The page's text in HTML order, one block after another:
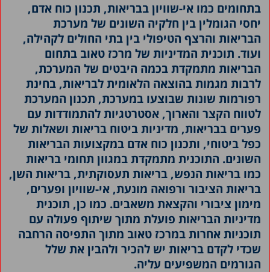
בתחומים כמו אי-שוויון בבריאות, תכנון כוח אדם,
יחסי הגומלין בין חלקיה השונים של מערכת
הבריאות והרצף הטיפולי בין בתי החולים לקהילה,
ועוד. תוכנית המדיניות של מרכז טאוב בתחום
הבריאות מתמקדת בכמה היבטים של המערכת,
לרבות מגמות בהוצאה הלאומית לבריאות, בחינת
רפורמות שונות שבוצעו במערכת, תכנון המערכת
לטווח הקצר והארוך, אסטרטגיות להתמודדות עם
פערים בבריאות, מדיניות ביטוח בריאות ושאלות של
כפל ביטוחי, ותכנון כוח אדם במקצועות הבריאות
השונים. התוכנית מתמקדת במגוון תחומי בריאות
כמו בריאות הנפש, בריאות תעסוקתית, בריאות השן,
בריאות הציבור ורפואה מונעת, אי-שוויון ופערים,
מימון ציבורי והקצאת משאבים. כמו כן, תוכנית
מדיניות הבריאות פועלת מתוך שיתוף פעולה עם
תוכניות אחרות במרכז טאוב מתוך התפיסה הרחבה
שכדי לקדם בריאות יש להכיר ולהבין את שלל
הגורמים המשפיעים עליה.